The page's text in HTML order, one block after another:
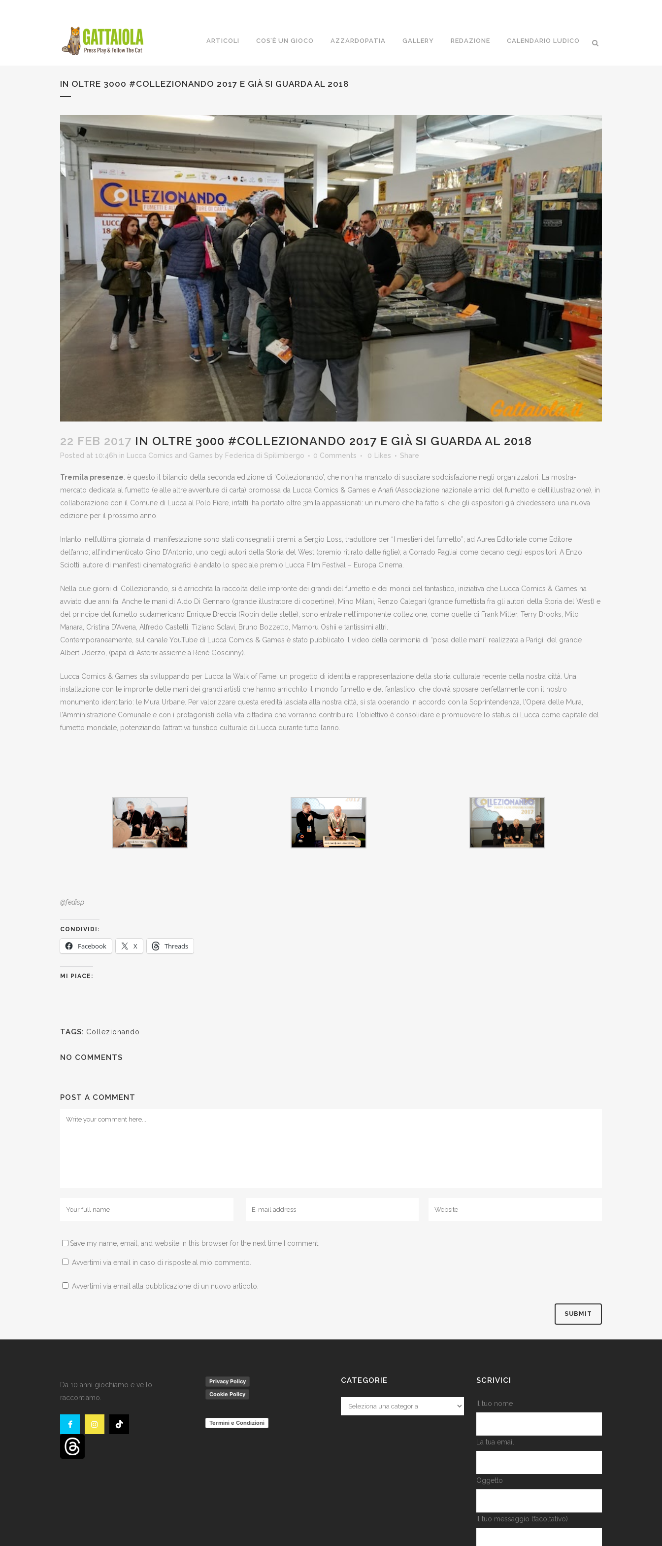
ARTICOLI COS’È UN GIOCO AZZARDOPATIA GALLERY REDAZIONE CALENDARIO LUDICO
IN OLTRE 3000 #COLLEZIONANDO 2017 E GIÀ SI GUARDA AL 2018
22 FEB 2017 IN OLTRE 3000 #COLLEZIONANDO 2017 E GIÀ SI GUARDA AL 2018
Posted at 10:46h in Lucca Comics and Games by Federica di Spilimbergo 0 Comments 0 Likes Share
Tremila presenze: è questo il bilancio della seconda edizione di ‘Collezionando’, che non ha mancato di suscitare soddisfazione negli organizzatori. La mostra-
mercato dedicata al fumetto (e alle altre avventure di carta) promossa da Lucca Comics & Games e Anafi (Associazione nazionale amici del fumetto e dell’illustrazione), in
collaborazione con il Comune di Lucca al Polo Fiere, infatti, ha portato oltre 3mila appassionati: un numero che ha fatto sì che gli espositori già chiedessero una nuova
edizione per il prossimo anno.
Intanto, nell’ultima giornata di manifestazione sono stati consegnati i premi: a Sergio Loss, traduttore per “I mestieri del fumetto”; ad Aurea Editoriale come Editore
dell’anno; all’indimenticato Gino D’Antonio, uno degli autori della Storia del West (premio ritirato dalle figlie); a Corrado Pagliai come decano degli espositori. A Enzo
Sciotti, autore di manifesti cinematografici è andato lo speciale premio Lucca Film Festival – Europa Cinema.
Nella due giorni di Collezionando, si è arricchita la raccolta delle impronte dei grandi del fumetto e dei mondi del fantastico, iniziativa che Lucca Comics & Games ha
avviato due anni fa. Anche le mani di Aldo Di Gennaro (grande illustratore di copertine), Mino Milani, Renzo Calegari (grande fumettista fra gli autori della Storia del West) e
del principe del fumetto sudamericano Enrique Breccia (Robin delle stelle), sono entrate nell’imponente collezione, come quelle di Frank Miller, Terry Brooks, Milo
Manara, Cristina D’Avena, Alfredo Castelli, Tiziano Sclavi, Bruno Bozzetto, Mamoru Oshii e tantissimi altri.
Contemporaneamente, sul canale YouTube di Lucca Comics & Games è stato pubblicato il video della cerimonia di “posa delle mani” realizzata a Parigi, del grande
Albert Uderzo, (papà di Asterix assieme a René Goscinny).
Lucca Comics & Games sta sviluppando per Lucca la Walk of Fame: un progetto di identità e rappresentazione della storia culturale recente della nostra città. Una
installazione con le impronte delle mani dei grandi artisti che hanno arricchito il mondo fumetto e del fantastico, che dovrà sposare perfettamente con il nostro
monumento identitario: le Mura Urbane. Per valorizzare questa eredità lasciata alla nostra città, si sta operando in accordo con la Soprintendenza, l’Opera delle Mura,
l’Amministrazione Comunale e con i protagonisti della vita cittadina che vorranno contribuire. L’obiettivo è consolidare e promuovere lo status di Lucca come capitale del
fumetto mondiale, potenziando l’attrattiva turistico culturale di Lucca durante tutto l’anno.
@fedisp
CONDIVIDI:
Facebook X Threads
MI PIACE:
TAGS: Collezionando
NO COMMENTS
POST A COMMENT
Save my name, email, and website in this browser for the next time I comment.
Avvertimi via email in caso di risposte al mio commento.
Avvertimi via email alla pubblicazione di un nuovo articolo.
Da 10 anni giochiamo e ve lo
raccontiamo.
Privacy Policy
Cookie Policy
Termini e Condizioni
CATEGORIE
Categorie
SCRIVICI
Il tuo nome
La tua email
Oggetto
Il tuo messaggio (facoltativo)